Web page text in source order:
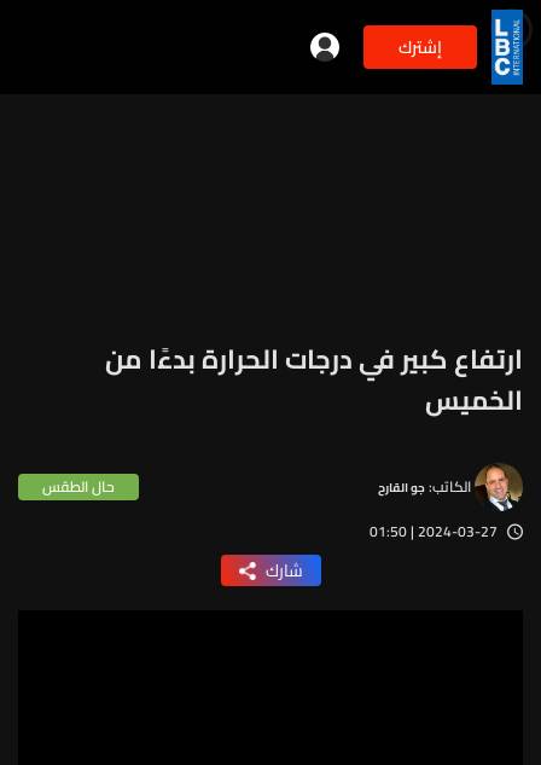
إشترك 2min
ارتفاع كبير في درجات الحرارة بدءًا من
الخميس
الكاتب:جو القارح
حال الطقس
2024-03-27 | 01:50
شارك